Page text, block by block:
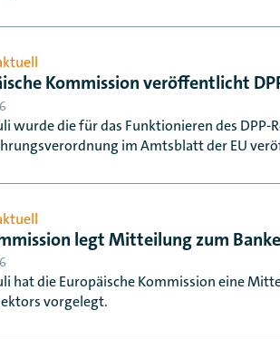
Kommission veröffentlicht
wurde die für das Funktionieren des
im Amtsblatt der EU
legt Mitteilung zum
hat die Europäische Kommission eine
vorgelegt.